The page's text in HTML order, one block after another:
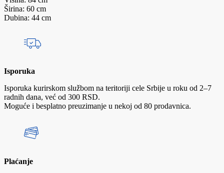
Širina: 60 cm
Dubina: 44 cm
Isporuka
Isporuka kurirskom službom na teritoriji cele Srbije u roku od 2–7
radnih dana, već od 300 RSD.
Moguće i besplatno preuzimanje u nekoj od 80 prodavnica.
Plaćanje